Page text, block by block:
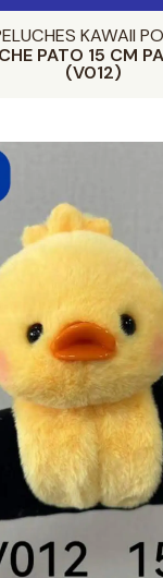
KAWAII
PATO 15 CM
(V012)